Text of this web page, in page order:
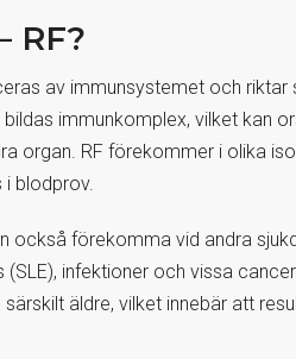
RF?
av immunsystemet och riktar
immunkomplex, vilket kan
organ. RF förekommer i olika
i blodprov.
också förekomma vid andra
infektioner och vissa
äldre, vilket innebär att